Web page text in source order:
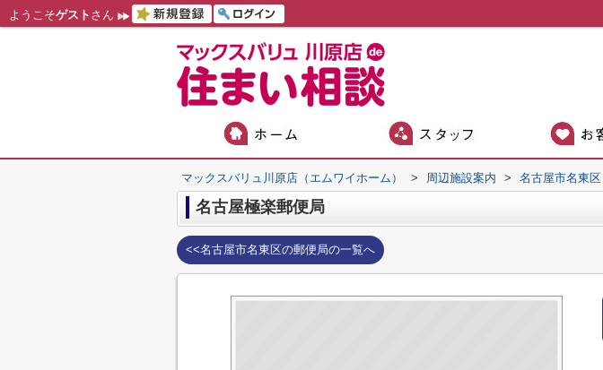
ようこそゲスト さん
マックスバリュ川原店（エムワイホーム） > 周辺施設案内 > 名古屋市名東区
名古屋極楽郵便局
<<名古屋市名東区の郵便局の一覧へ